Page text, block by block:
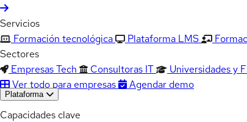
Servicios
Formación tecnológica
Plataforma LMS
Sectores
Empresas Tech
Consultoras IT Universidades y
Ver todo para empresas
Agendar demo
Plataforma
Capacidades clave